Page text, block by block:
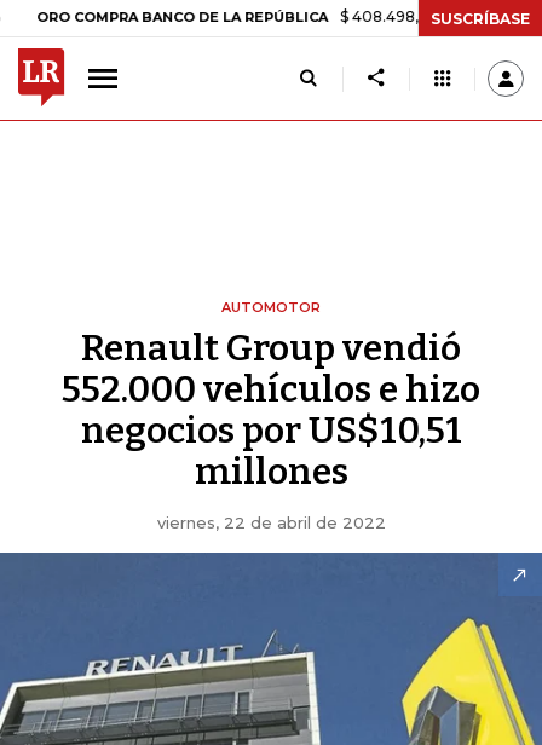
COMPRA BANCO DE LA REPÚBLICA $ 408.498,97 +$ 8.753,81 +2,19%
SUSCRÍBASE
AUTOMOTOR
Renault Group vendió
552.000 vehículos e hizo
negocios por US$10,51
millones
viernes, 22 de abril de 2022